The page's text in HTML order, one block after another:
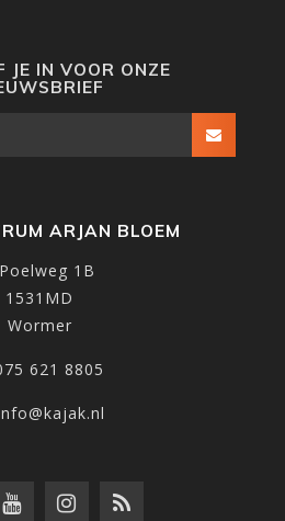
JE IN VOOR ONZE
ARJAN BLOEM
Poelweg 1B
1531MD
Wormer
621 8805